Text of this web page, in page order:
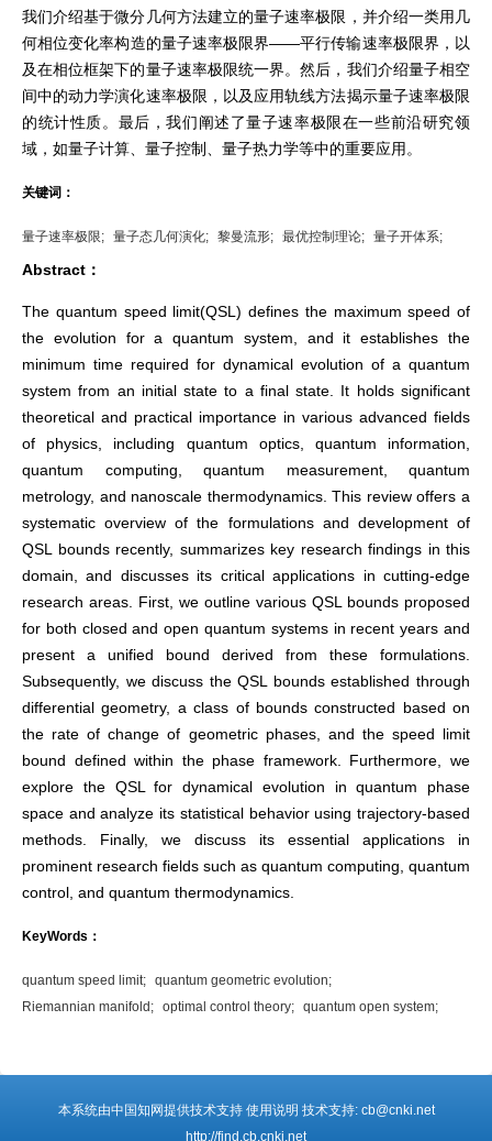
我们介绍基于微分几何方法建立的量子速率极限，并介绍一类用几
何相位变化率构造的量子速率极限界——平行传输速率极限界，以
及在相位框架下的量子速率极限统一界。然后，我们介绍量子相空
间中的动力学演化速率极限，以及应用轨线方法揭示量子速率极限
的统计性质。最后，我们阐述了量子速率极限在一些前沿研究领
域，如量子计算、量子控制、量子热力学等中的重要应用。
关键词：
量子速率极限; 量子态几何演化; 黎曼流形; 最优控制理论; 量子开体系;
Abstract：
The quantum speed limit(QSL) defines the maximum speed of
the evolution for a quantum system, and it establishes the
minimum time required for dynamical evolution of a quantum
system from an initial state to a final state. It holds significant
theoretical and practical importance in various advanced fields
of physics, including quantum optics, quantum information,
quantum computing, quantum measurement, quantum
metrology, and nanoscale thermodynamics. This review offers a
systematic overview of the formulations and development of
QSL bounds recently, summarizes key research findings in this
domain, and discusses its critical applications in cutting-edge
research areas. First, we outline various QSL bounds proposed
for both closed and open quantum systems in recent years and
present a unified bound derived from these formulations.
Subsequently, we discuss the QSL bounds established through
differential geometry, a class of bounds constructed based on
the rate of change of geometric phases, and the speed limit
bound defined within the phase framework. Furthermore, we
explore the QSL for dynamical evolution in quantum phase
space and analyze its statistical behavior using trajectory-based
methods. Finally, we discuss its essential applications in
prominent research fields such as quantum computing, quantum
control, and quantum thermodynamics.
KeyWords：
quantum speed limit; quantum geometric evolution;
Riemannian manifold; optimal control theory; quantum open system;
本系统由中国知网提供技术支持 使用说明 技术支持: cb@cnki.net
http://find.cb.cnki.net